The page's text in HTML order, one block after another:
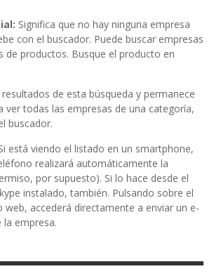
Significa que no hay ninguna empresa
con el buscador. Puede buscar empresas
de productos. Busque el producto en
de esta búsqueda y permanece
ver todas las empresas de una categoría,
buscador.
está viendo el listado en un smartphone,
realizará automáticamente la
por supuesto). Si lo hace desde el
instalado, también. Pulsando sobre el
accederá directamente a enviar un e-
empresa.